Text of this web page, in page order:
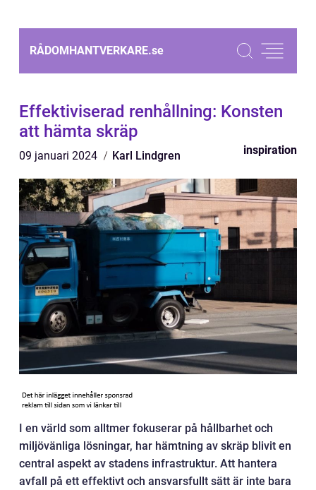
RÅDOMHANTVERKARE.se
Effektiviserad renhållning: Konsten
att hämta skräp
09 januari 2024 Karl Lindgren inspiration
I en värld som alltmer fokuserar på hållbarhet och
miljövänliga lösningar, har hämtning av skräp blivit en
central aspekt av stadens infrastruktur. Att hantera
avfall på ett effektivt och ansvarsfullt sätt är inte bara